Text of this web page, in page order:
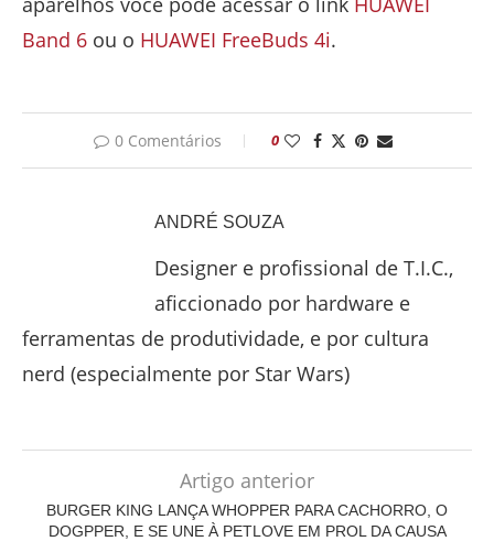
Band 6 ou o HUAWEI FreeBuds 4i.
0 Comentários 0
ANDRÉ SOUZA
Designer e profissional de T.I.C.,
aficcionado por hardware e
ferramentas de produtividade, e por cultura
nerd (especialmente por Star Wars)
Artigo anterior
BURGER KING LANÇA WHOPPER PARA CACHORRO, O
DOGPPER, E SE UNE À PETLOVE EM PROL DA CAUSA